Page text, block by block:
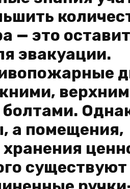
— это
эвакуации.
а помещения,
существуют